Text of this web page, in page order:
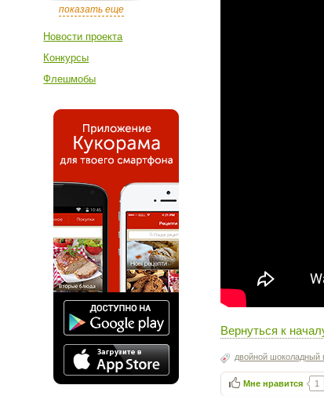
показать еще
Новости проекта
Конкурсы
Флешмобы
Вернуться к
двойной шоколадный
Мне нравится 1